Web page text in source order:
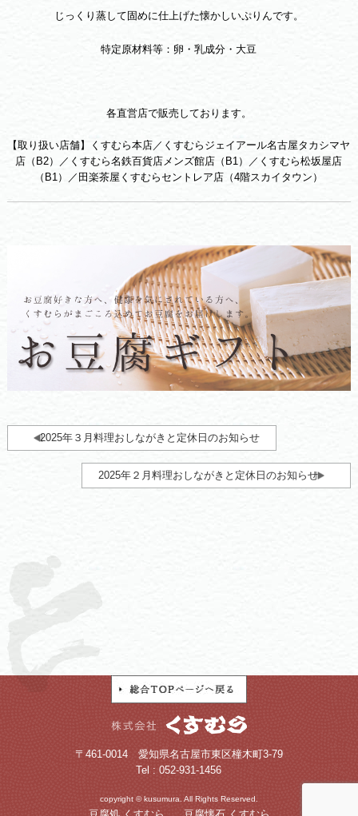
じっくり蒸して固めに仕上げた懐かしいぷりんです。
特定原材料等：卵・乳成分・大豆
各直営店で販売しております。
【取り扱い店舗】くすむら本店／くすむらジェイアール名古屋タカシマヤ
店（B2）／くすむら名鉄百貨店メンズ館店（B1）／くすむら松坂屋店
（B1）／田楽茶屋くすむらセントレア店（4階スカイタウン）
2025年３月料理おしながきと定休日のお知らせ
2025年２月料理おしながきと定休日のお知らせ
〒461-0014 愛知県名古屋市東区橦木町3-79
Tel : 052-931-1456
copyright © kusumura. All Rights Reserved.